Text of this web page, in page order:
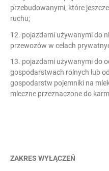
przebudowanymi, które
ruchu;
12. pojazdami używanymi do
przewozów w celach
13. pojazdami używanymi do
gospodarstwach rolnych lub
gospodarstw pojemniki na
mleczne przeznaczone do
ZAKRES WYŁĄCZEŃ